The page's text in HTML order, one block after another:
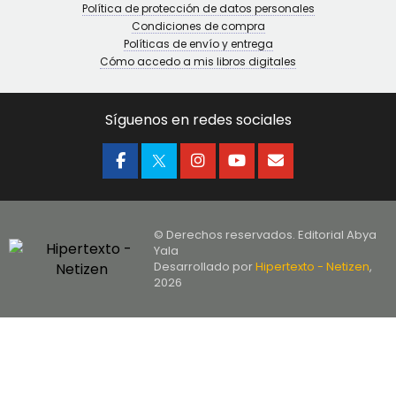
Política de protección de datos personales
Condiciones de compra
Políticas de envío y entrega
Cómo accedo a mis libros digitales
Síguenos en redes sociales
© Derechos reservados. Editorial Abya
Yala
Desarrollado porHipertexto - Netizen,
2026